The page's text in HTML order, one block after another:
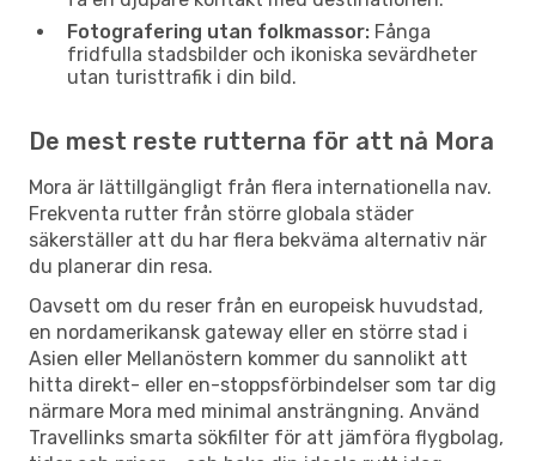
Fotografering utan folkmassor: Fånga
fridfulla stadsbilder och ikoniska sevärdheter
utan turisttrafik i din bild.
De mest reste rutterna för att nå Mora
Mora är lättillgängligt från flera internationella nav.
Frekventa rutter från större globala städer
säkerställer att du har flera bekväma alternativ när
du planerar din resa.
Oavsett om du reser från en europeisk huvudstad,
en nordamerikansk gateway eller en större stad i
Asien eller Mellanöstern kommer du sannolikt att
hitta direkt- eller en-stoppsförbindelser som tar dig
närmare Mora med minimal ansträngning. Använd
Travellinks smarta sökfilter för att jämföra flygbolag,